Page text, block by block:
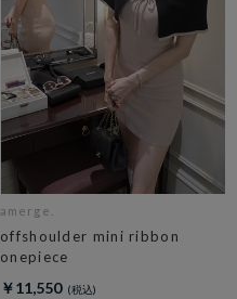
amerge.
offshoulder mini ribbon
onepiece
￥11,550